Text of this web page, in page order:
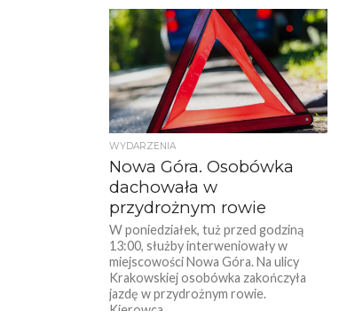
WYDARZENIA
Nowa Góra. Osobówka
dachowała w
przydrożnym rowie
W poniedziałek, tuż przed godziną
13:00, służby interweniowały w
miejscowości Nowa Góra. Na ulicy
Krakowskiej osobówka zakończyła
jazdę w przydrożnym rowie.
Kierowca...